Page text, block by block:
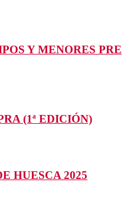
Y MENORES PRE
(1ª EDICIÓN)
HUESCA 2025